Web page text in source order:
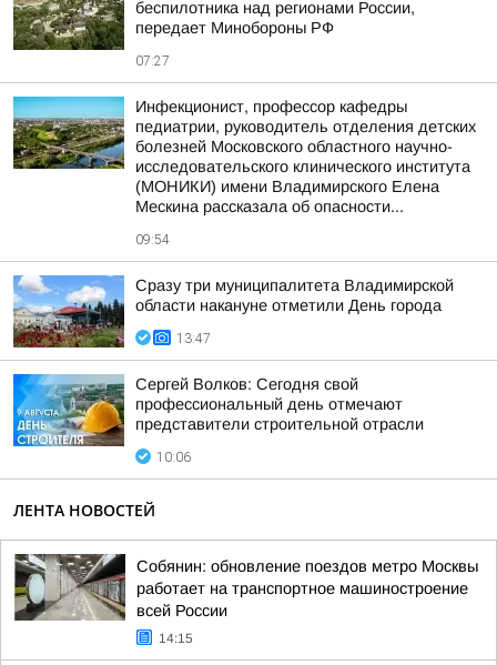
беспилотника над регионами России,
передает Минобороны РФ
07:27
Инфекционист, профессор кафедры
педиатрии, руководитель отделения детских
болезней Московского областного научно-
исследовательского клинического института
(МОНИКИ) имени Владимирского Елена
Мескина рассказала об опасности...
09:54
Сразу три муниципалитета Владимирской
области накануне отметили День города
13:47
Сергей Волков: Сегодня свой
профессиональный день отмечают
представители строительной отрасли
10:06
ЛЕНТА НОВОСТЕЙ
Собянин: обновление поездов метро Москвы
работает на транспортное машиностроение
всей России
14:15